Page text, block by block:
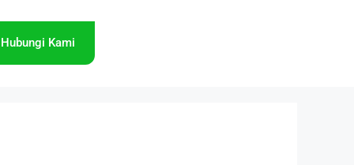
Hubungi Kami